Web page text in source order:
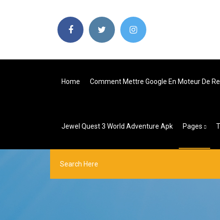
Home Comment Mettre Google En Moteur De
Jewel Quest 3 World Adventure Apk Pages